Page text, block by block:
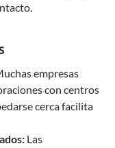
empresas
con centros
cerca facilita
Las